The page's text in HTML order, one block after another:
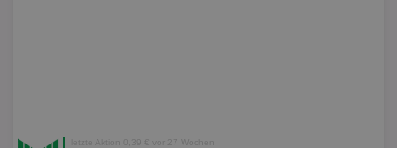
letzte Aktion 0,39 € vor 27 Wochen